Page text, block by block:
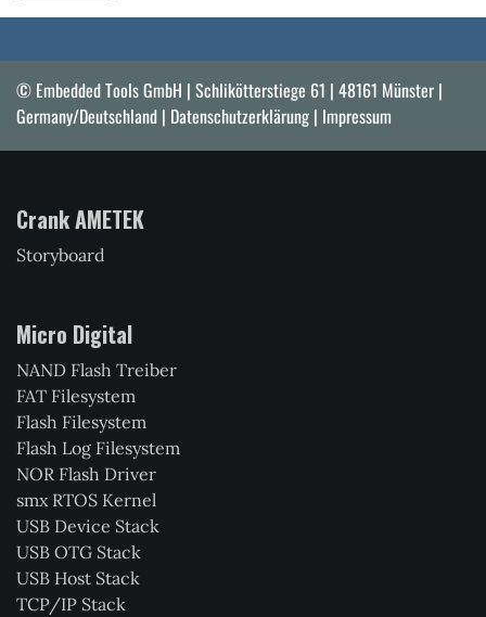
© Embedded Tools GmbH | Schlikötterstiege 61 | 48161 Münster |
Germany/Deutschland | Datenschutzerklärung | Impressum
Crank AMETEK
Storyboard
Micro Digital
NAND Flash Treiber
FAT Filesystem
Flash Filesystem
Flash Log Filesystem
NOR Flash Driver
smx RTOS Kernel
USB Device Stack
USB OTG Stack
USB Host Stack
TCP/IP Stack